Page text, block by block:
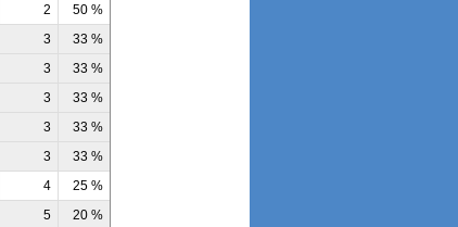
2
50 %
3
33 %
3
33 %
3
33 %
3
33 %
3
33 %
4
25 %
5
20 %